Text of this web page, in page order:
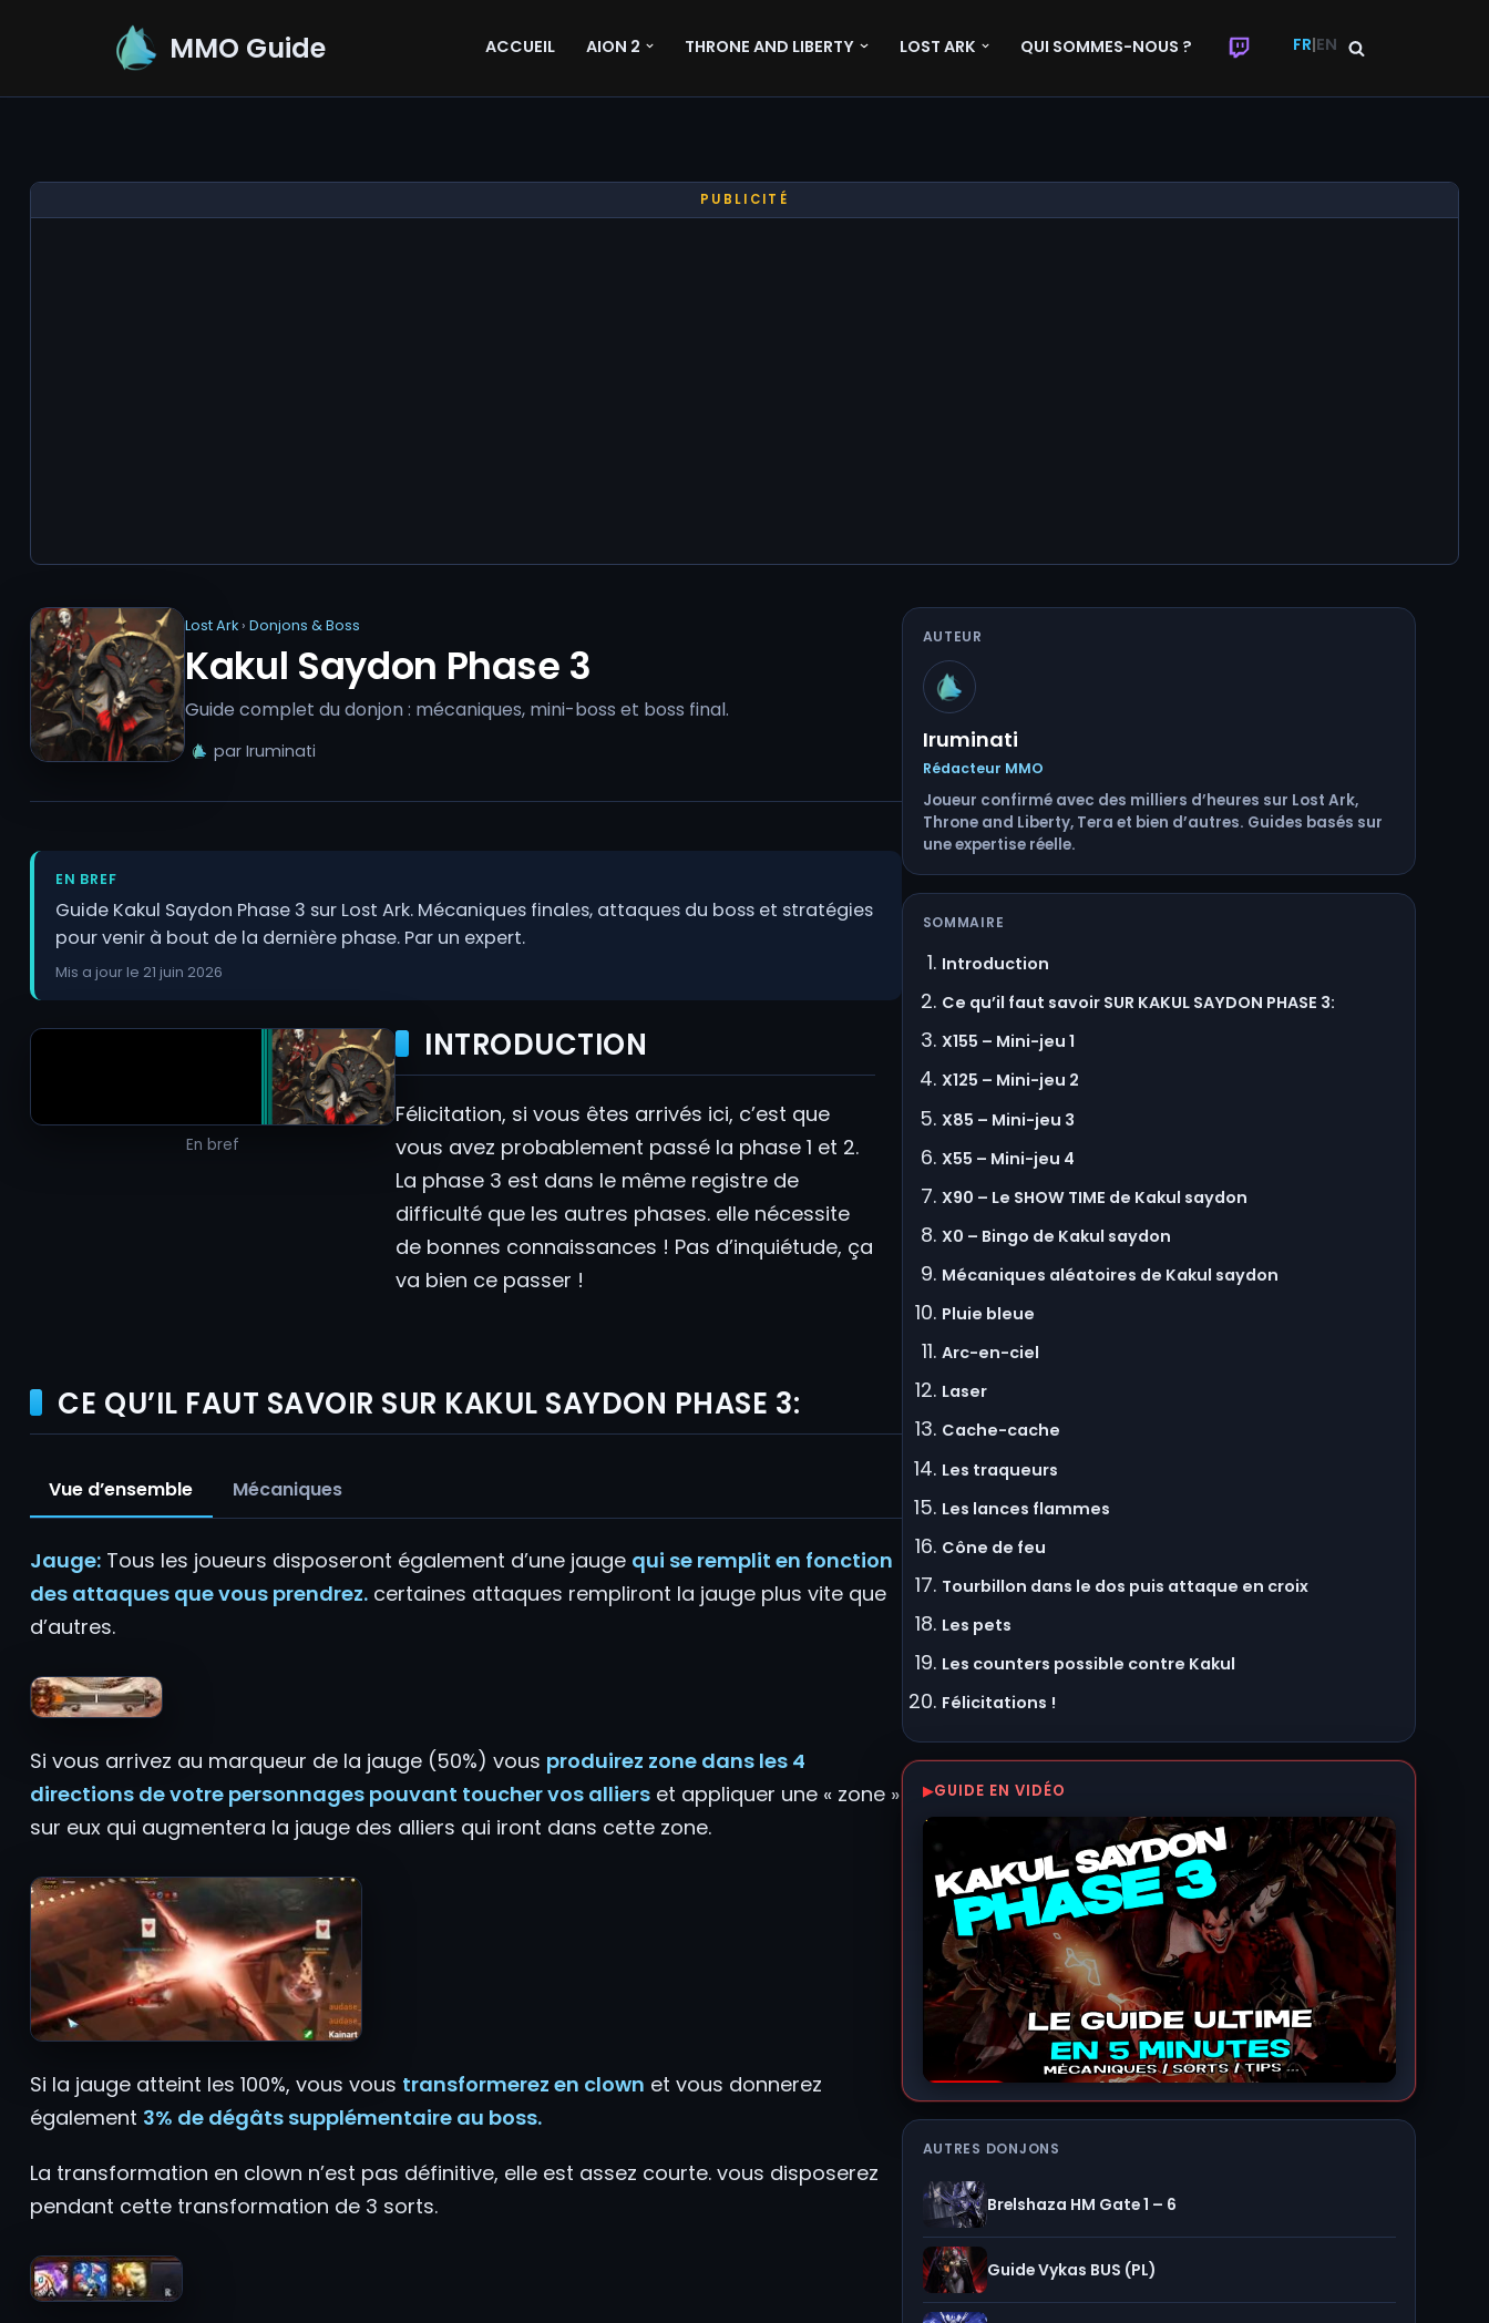
au
MMO Guide ACCUEIL AION 2 THRONE AND LIBERTY LOST ARK QUI SOMMES-NOUS ? FR|EN
Lost Ark› Donjons & Boss
Kakul Saydon Phase 3
Guide complet du donjon : mécaniques, mini-boss et boss final.
par Iruminati
EN BREF
Guide Kakul Saydon Phase 3 sur Lost Ark. Mécaniques finales, attaques du boss et stratégies
pour venir à bout de la dernière phase. Par un expert.
Mis a jour le 21 juin 2026
En bref
INTRODUCTION
Félicitation, si vous êtes arrivés ici, c’est que
vous avez probablement passé la phase 1 et 2.
La phase 3 est dans le même registre de
difficulté que les autres phases. elle nécessite
de bonnes connaissances ! Pas d’inquiétude, ça
va bien ce passer !
CE QU’IL FAUT SAVOIR SUR KAKUL SAYDON PHASE 3:
Vue d’ensemble Mécaniques
Jauge:Tous les joueurs disposeront également d’une jauge qui se remplit en fonction
des attaques que vous prendrez.certaines attaques rempliront la jauge plus vite que
d’autres.
Si vous arrivez au marqueur de la jauge (50%) vous produirez zone dans les 4
directions de votre personnages pouvant toucher vos allierset appliquer une « zone »
sur eux qui augmentera la jauge des alliers qui iront dans cette zone.
Si la jauge atteint les 100%, vous vous transformerez en clown et vous donnerez
également 3% de dégâts supplémentaire au boss.
La transformation en clown n’est pas définitive, elle est assez courte. vous disposerez
pendant cette transformation de 3 sorts.
AUTEUR
Iruminati
Rédacteur MMO
Joueur confirmé avec des milliers d’heures sur Lost Ark,
Throne and Liberty, Tera et bien d’autres. Guides basés sur
une expertise réelle.
SOMMAIRE
Introduction
Ce qu’il faut savoir SUR KAKUL SAYDON PHASE 3:
X155 – Mini-jeu 1
X125 – Mini-jeu 2
X85 – Mini-jeu 3
X55 – Mini-jeu 4
X90 – Le SHOW TIME de Kakul saydon
X0 – Bingo de Kakul saydon
Mécaniques aléatoires de Kakul saydon
Pluie bleue
Arc-en-ciel
Laser
Cache-cache
Les traqueurs
Les lances flammes
Cône de feu
Tourbillon dans le dos puis attaque en croix
Les pets
Les counters possible contre Kakul
Félicitations !
GUIDE EN VIDÉO
AUTRES DONJONS
Brelshaza HM Gate 1 – 6
Guide Vykas BUS (PL)